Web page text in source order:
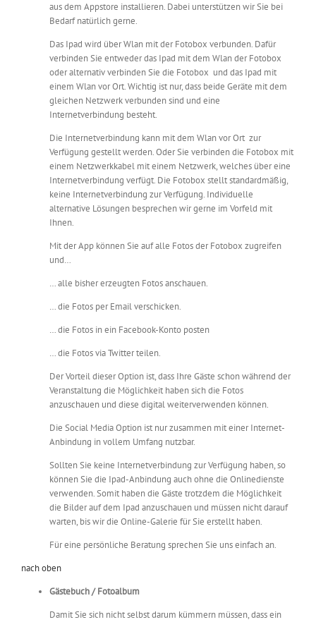
aus dem Appstore installieren. Dabei unterstützen wir Sie bei
Bedarf natürlich gerne.
Das Ipad wird über Wlan mit der Fotobox verbunden. Dafür
verbinden Sie entweder das Ipad mit dem Wlan der Fotobox
oder alternativ verbinden Sie die Fotobox und das Ipad mit
einem Wlan vor Ort. Wichtig ist nur, dass beide Geräte mit dem
gleichen Netzwerk verbunden sind und eine
Internetverbindung besteht.
Die Internetverbindung kann mit dem Wlan vor Ort zur
Verfügung gestellt werden. Oder Sie verbinden die Fotobox mit
einem Netzwerkkabel mit einem Netzwerk, welches über eine
Internetverbindung verfügt. Die Fotobox stellt standardmäßig,
keine Internetverbindung zur Verfügung. Individuelle
alternative Lösungen besprechen wir gerne im Vorfeld mit
Ihnen.
Mit der App können Sie auf alle Fotos der Fotobox zugreifen
und…
… alle bisher erzeugten Fotos anschauen.
… die Fotos per Email verschicken.
… die Fotos in ein Facebook-Konto posten
… die Fotos via Twitter teilen.
Der Vorteil dieser Option ist, dass Ihre Gäste schon während der
Veranstaltung die Möglichkeit haben sich die Fotos
anzuschauen und diese digital weiterverwenden können.
Die Social Media Option ist nur zusammen mit einer Internet-
Anbindung in vollem Umfang nutzbar.
Sollten Sie keine Internetverbindung zur Verfügung haben, so
können Sie die Ipad-Anbindung auch ohne die Onlinedienste
verwenden. Somit haben die Gäste trotzdem die Möglichkeit
die Bilder auf dem Ipad anzuschauen und müssen nicht darauf
warten, bis wir die Online-Galerie für Sie erstellt haben.
Für eine persönliche Beratung sprechen Sie uns einfach an.
nach oben
Gästebuch / Fotoalbum
Damit Sie sich nicht selbst darum kümmern müssen, dass ein